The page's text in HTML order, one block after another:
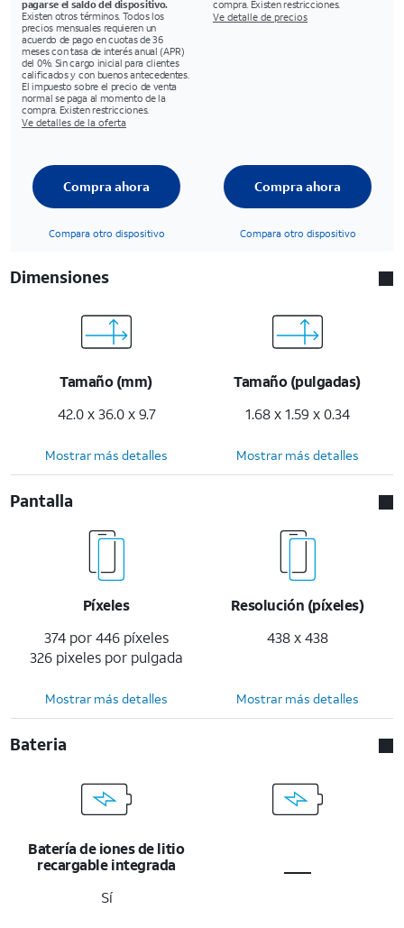
pagarse el saldo del dispositivo.
Existen otros términos. Todos los
precios mensuales requieren un
acuerdo de pago en cuotas de 36
meses con tasa de interés anual (APR)
del 0%. Sin cargo inicial para clientes
calificados y con buenos antecedentes.
El impuesto sobre el precio de venta
normal se paga al momento de la
compra. Existen restricciones.
Ve detalles de la oferta
compra. Existen restricciones.
Ve detalle de precios
Compra ahora
Compara otro dispositivo
Compra ahora
Compara otro dispositivo
Dimensiones
Tamaño (mm)
42.0 x 36.0 x 9.7
Tamaño (pulgadas)
1.68 x 1.59 x 0.34
Mostrar más detalles Mostrar más detalles
Pantalla
Píxeles
374 por 446 píxeles
326 pixeles por pulgada
Resolución (píxeles)
438 x 438
Mostrar más detalles Mostrar más detalles
Bateria
Batería de iones de litio
recargable integrada
Sí